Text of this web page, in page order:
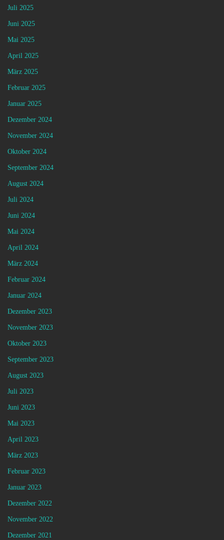
Juli 2025
Juni 2025
Mai 2025
April 2025
März 2025
Februar 2025
Januar 2025
Dezember 2024
November 2024
Oktober 2024
September 2024
August 2024
Juli 2024
Juni 2024
Mai 2024
April 2024
März 2024
Februar 2024
Januar 2024
Dezember 2023
November 2023
Oktober 2023
September 2023
August 2023
Juli 2023
Juni 2023
Mai 2023
April 2023
März 2023
Februar 2023
Januar 2023
Dezember 2022
November 2022
Dezember 2021